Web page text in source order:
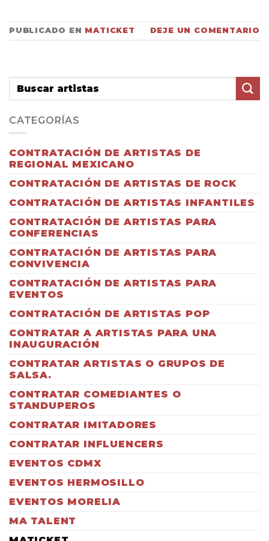
PUBLICADO EN MATICKET DEJE UN COMENTARIO
CATEGORÍAS
CONTRATACIÓN DE ARTISTAS DE
REGIONAL MEXICANO
CONTRATACIÓN DE ARTISTAS DE ROCK
CONTRATACIÓN DE ARTISTAS INFANTILES
CONTRATACIÓN DE ARTISTAS PARA
CONFERENCIAS
CONTRATACIÓN DE ARTISTAS PARA
CONVIVENCIA
CONTRATACIÓN DE ARTISTAS PARA
EVENTOS
CONTRATACIÓN DE ARTISTAS POP
CONTRATAR A ARTISTAS PARA UNA
INAUGURACIÓN
CONTRATAR ARTISTAS O GRUPOS DE
SALSA.
CONTRATAR COMEDIANTES O
STANDUPEROS
CONTRATAR IMITADORES
CONTRATAR INFLUENCERS
EVENTOS CDMX
EVENTOS HERMOSILLO
EVENTOS MORELIA
MA TALENT